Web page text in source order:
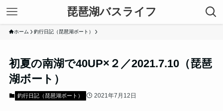
琵琶湖バスライフ
ホーム 釣行日記（琵琶湖ボート）
初夏の南湖で40UP×２／2021.7.10（琵琶
湖ボート）
釣行日記（琵琶湖ボート） 2021年7月12日